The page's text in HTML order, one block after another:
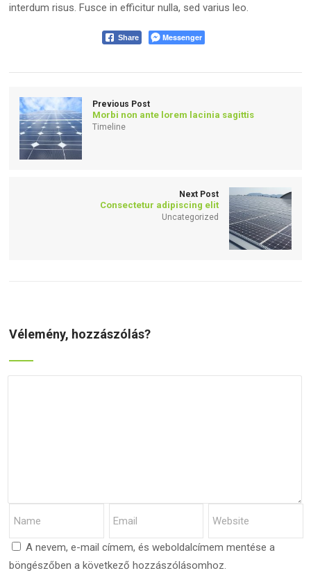
interdum risus. Fusce in efficitur nulla, sed varius leo.
Share Messenger
Previous Post
Morbi non ante lorem lacinia sagittis
Timeline
Next Post
Consectetur adipiscing elit
Uncategorized
Vélemény, hozzászólás?
A nevem, e-mail címem, és weboldalcímem mentése a
böngészőben a következő hozzászólásomhoz.